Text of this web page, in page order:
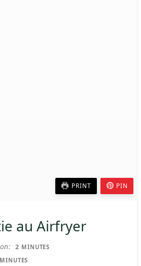
PRINT PIN
au Airfryer
2 MINUTES
MINUTES
MINUTES
MINUTES